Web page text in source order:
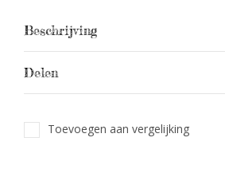
Beschrijving
Delen
Toevoegen aan vergelijking